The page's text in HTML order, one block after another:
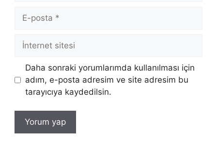
posta
İnternet
Daha sonraki yorumlarımda kullanılması için
adım, e-posta adresim ve site adresim bu
tarayıcıya kaydedilsin.